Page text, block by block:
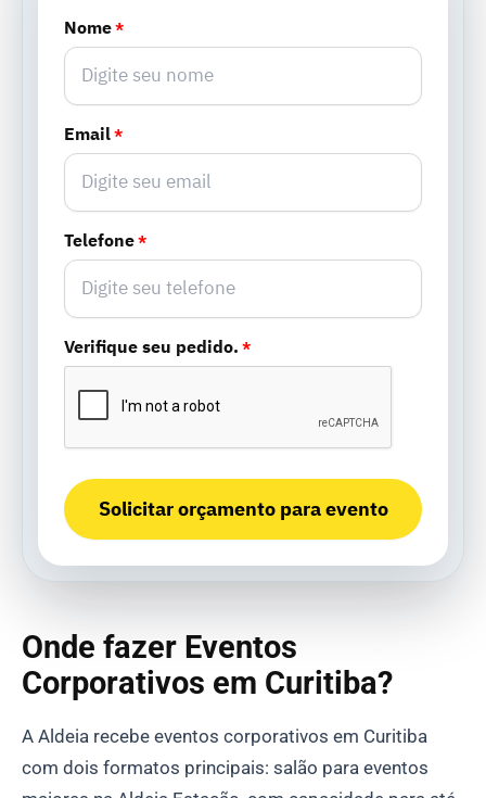
Nome*
Email*
Telefone*
Verifique seu pedido.*
Solicitar orçamento para evento
Onde fazer Eventos
Corporativos em Curitiba?
A Aldeia recebe eventos corporativos em Curitiba
com dois formatos principais: salão para eventos